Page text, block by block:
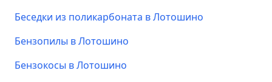
Беседки из поликарбоната в Лотошино
Бензопилы в Лотошино
Бензокосы в Лотошино